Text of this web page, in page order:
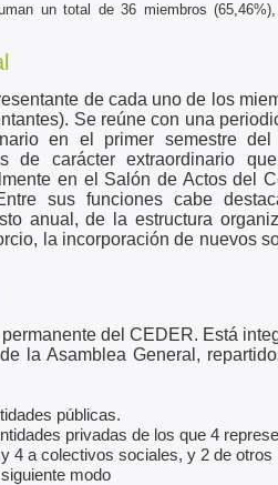
un total de 36 miembros
de cada uno de los
Se reúne con una
en el primer semestre del
de carácter extraordinario
en el Salón de Actos del
sus funciones cabe
anual, de la estructura
la incorporación de nuevos
del CEDER. Está
la Asamblea General,
públicas.
privadas de los que 4
4 a colectivos sociales, y 2 de otros
modo